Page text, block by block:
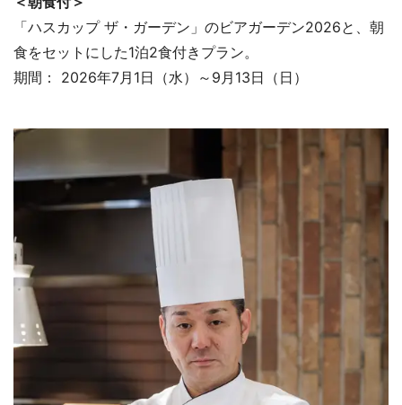
「ハスカップ ザ・ガーデン」のビアガーデン2026と、朝
食をセットにした1泊2食付きプラン。
期間： 2026年7月1日（水）～9月13日（日）